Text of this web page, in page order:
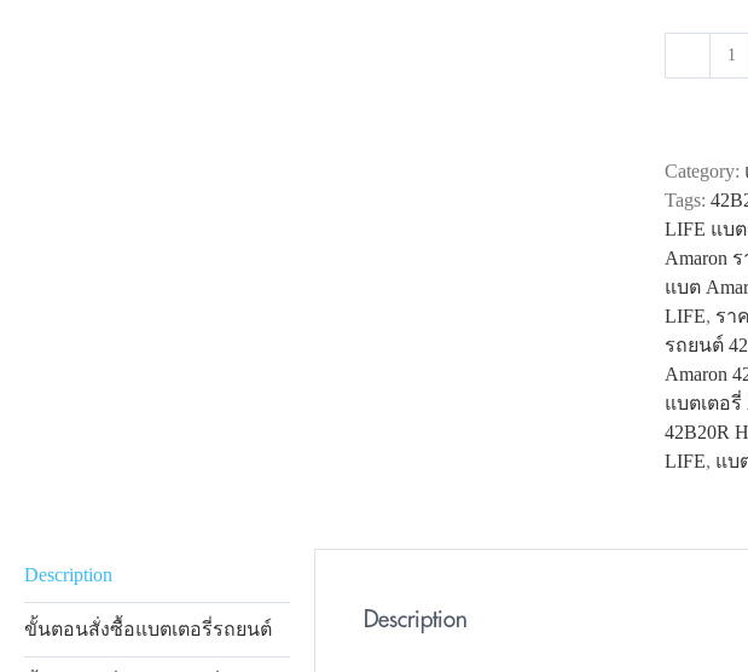
Category:
Tags:
LIFE แบ
Amaron
แบต
LIFE, รา
รถยนต์
Amaron
แบตเตอรี่
42B20R
LIFE, แบ
Description
ขั้นตอนสั่งซื้อแบตเตอรี่รถยนต์ Description